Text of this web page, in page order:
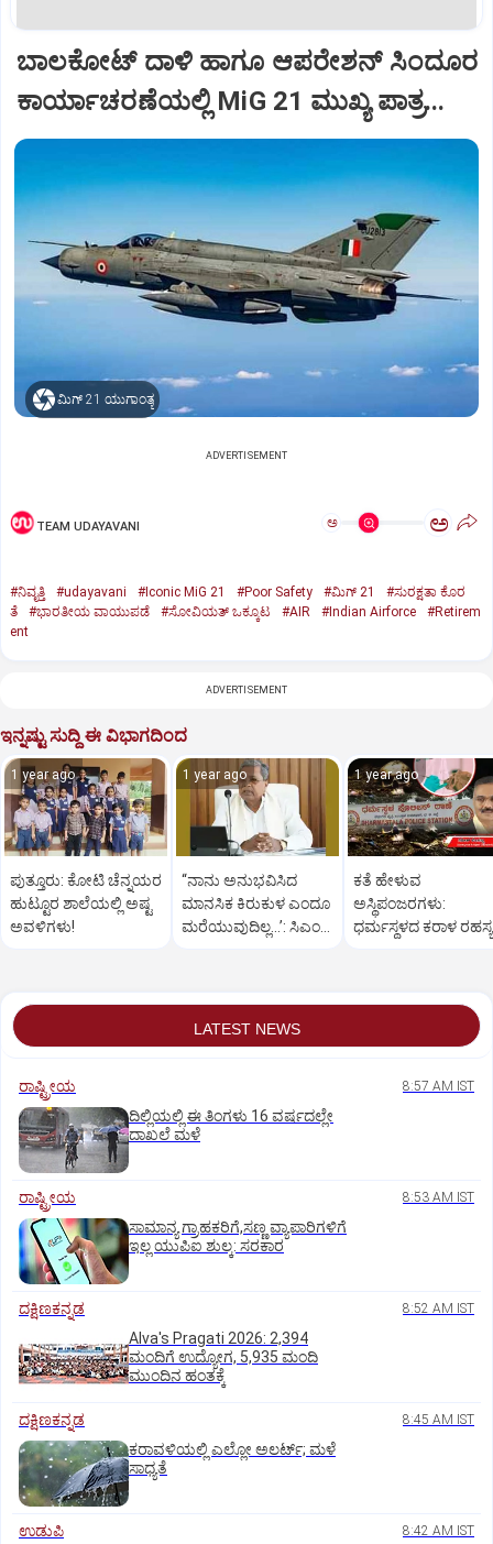
ಬಾಲಕೋಟ್‌ ದಾಳಿ ಹಾಗೂ ಆಪರೇಶನ್‌ ಸಿಂದೂರ
ಕಾರ್ಯಾಚರಣೆಯಲ್ಲಿ MiG 21 ಮುಖ್ಯ ಪಾತ್ರ...
ಮಿಗ್‌ 21 ಯುಗಾಂತ್ಯ
ADVERTISEMENT
TEAM UDAYAVANI ಅ ಅ
#ನಿವೃತ್ತಿ #udayavani #Iconic MiG 21 #Poor Safety #ಮಿಗ್‌ 21
#ಸುರಕ್ಷತಾ ಕೊರ
ತೆ
#ಭಾರತೀಯ ವಾಯುಪಡೆ #ಸೋವಿಯತ್‌ ಒಕ್ಕೂಟ #AIR #Indian Airforce
#Retirem
ent
ADVERTISEMENT
ಇನ್ನಷ್ಟು ಸುದ್ದಿ ಈ ವಿಭಾಗದಿಂದ
1 year ago
ಪುತ್ತೂರು: ಕೋಟಿ ಚೆನ್ನಯರ
ಹುಟ್ಟೂರ ಶಾಲೆಯಲ್ಲಿ ಅಷ್ಟ
ಅವಳಿಗಳು!
1 year ago
“ನಾನು ಅನುಭವಿಸಿದ
ಮಾನಸಿಕ ಕಿರುಕುಳ ಎಂದೂ
ಮರೆಯುವುದಿಲ್ಲ…’: ಸಿಎಂ
1 year ago
ಕತೆ ಹೇಳುವ
ಅಸ್ಥಿಪಂಜರಗಳು:
ಧರ್ಮಸ್ಥಳದ‌ ಕರಾಳ ರಹಸ್ಯ
LATEST NEWS
ರಾಷ್ಟ್ರೀಯ 8:57 AM IST
ದಿಲ್ಲಿಯಲ್ಲಿ ಈ ತಿಂಗಳು 16 ವರ್ಷದಲ್ಲೇ
ದಾಖಲೆ ಮಳೆ
ರಾಷ್ಟ್ರೀಯ 8:53 AM IST
ಸಾಮಾನ್ಯ ಗ್ರಾಹಕರಿಗೆ,ಸಣ್ಣ ವ್ಯಾಪಾರಿಗಳಿಗೆ
ಇಲ್ಲ ಯುಪಿಐ ಶುಲ್ಕ: ಸರಕಾರ
ದಕ್ಷಿಣಕನ್ನಡ 8:52 AM IST
Alva's Pragati 2026: 2,394
ಮಂದಿಗೆ ಉದ್ಯೋಗ, 5,935 ಮಂದಿ
ಮುಂದಿನ ಹಂತಕ್ಕೆ
ದಕ್ಷಿಣಕನ್ನಡ 8:45 AM IST
ಕರಾವಳಿಯಲ್ಲಿ ಎಲ್ಲೋ ಅಲರ್ಟ್‌; ಮಳೆ
ಸಾಧ್ಯತೆ
ಉಡುಪಿ 8:42 AM IST